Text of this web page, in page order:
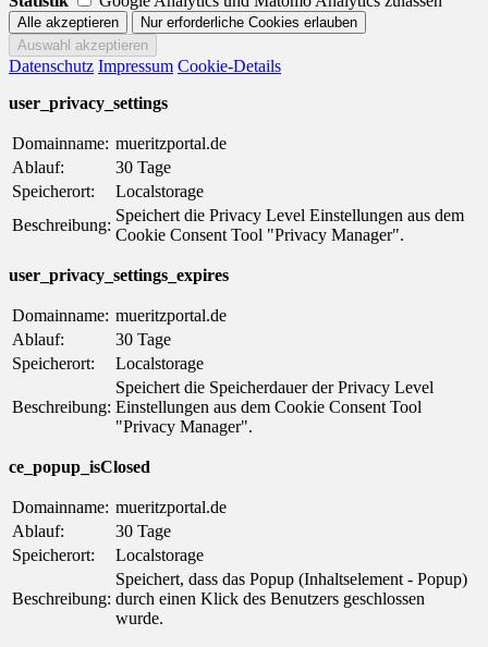
Datenschutz Impressum Cookie-Details
user_privacy_settings
Domainname: mueritzportal.de
Ablauf:
30 Tage
Speicherort:
Localstorage
Beschreibung:
Speichert die Privacy Level Einstellungen aus dem
Cookie Consent Tool "Privacy Manager".
user_privacy_settings_expires
Domainname: mueritzportal.de
Ablauf:
30 Tage
Speicherort:
Localstorage
Beschreibung:
Speichert die Speicherdauer der Privacy Level
Einstellungen aus dem Cookie Consent Tool
"Privacy Manager".
ce_popup_isClosed
Domainname: mueritzportal.de
Ablauf:
30 Tage
Speicherort:
Localstorage
Beschreibung:
Speichert, dass das Popup (Inhaltselement - Popup)
durch einen Klick des Benutzers geschlossen
wurde.